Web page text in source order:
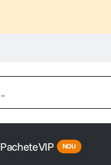
PacheteVIP